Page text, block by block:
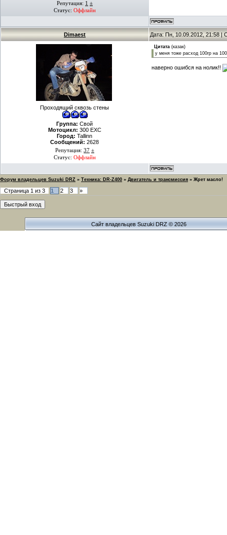
Репутация: 1 ±
Статус: Оффлайн
Dimaest Дата: Пн, 10.09.2012, 21:58 |
Проходящий сквозь стены
Группа: Свой
Мотоцикл: 300 EXC
Город: Tallinn
Сообщений: 2628
Репутация: 37 ±
Статус: Оффлайн
Цитата (казак)
у меня тоже расход 100гр на
наверно ошибся на нолик!!
Форум владельцев Suzuki DRZ » Техника: DR-Z400 » Двигатель и трансмиссия » Жрет масло!
Страница 1 из 3 1 2 3 »
Сайт владельцев Suzuki DRZ © 2026